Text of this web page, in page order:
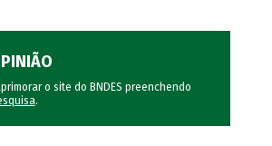
o site do BNDES preenchendo
.